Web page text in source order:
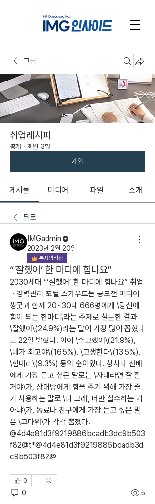
그룹
취업레시피
공개 · 회원 3명
가입
게시물 미디어 파일 소개
뒤로
IMGadmin
2023년 2월 20일
본사임직원
“‘잘했어’ 한 마디에 힘나요”
2030세대 “‘잘했어’ 한 마디에 힘나요” 취업
ㆍ경력관리 포털 스카우트는 공모전 미디어
씽굿과 함께 20~30대 666명에게 \당신에
힘이 되는 한마디\라는 주제로 설문한 결과
\잘했어\(24.9%)라는 말이 가장 많이 꼽혔다
고 22일 밝혔다. 이어 \수고했어\(21.9%),
\네가 최고야\(16.5%), \고생한다\(13.5%),
\힘내라\(9.3%) 등의 순이었다. 상사나 선배
에게 가장 듣고 싶은 말로는 \자네라면 잘 할
거야\가, 상대방에게 힘을 주기 위해 가장 즐
겨 사용하는 말로 \다 그래, 너만 실수하는 거
아냐\가, 동료나 친구에게 가장 듣고 싶은 말
은 \고마워\가 각각 뽑혔다.
@4d4e81d3f9219886bcadb3dc9b503
f82@t*@4d4e81d3f9219886bcadb3d
c9b503f82@
0
0 5